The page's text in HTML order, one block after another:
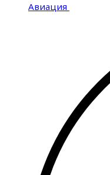
Авиация